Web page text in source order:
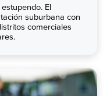
El
suburbana con
comerciales